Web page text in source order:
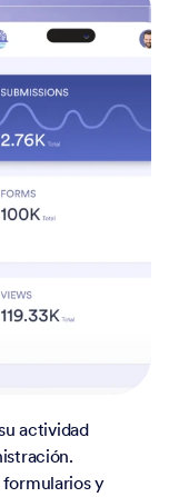
actividad
formularios y